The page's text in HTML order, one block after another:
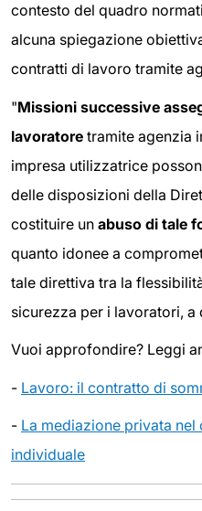
contesto del quadro
alcuna spiegazione
contratti di lavoro tramite
"Missioni successive
lavoratore tramite agenzia
impresa utilizzatrice
delle disposizioni della
costituire un abuso di tale
quanto idonee a
tale direttiva tra la
sicurezza per i lavoratori,
Vuoi approfondire? Leggi
- Lavoro: il contratto di
- La mediazione privata
individuale